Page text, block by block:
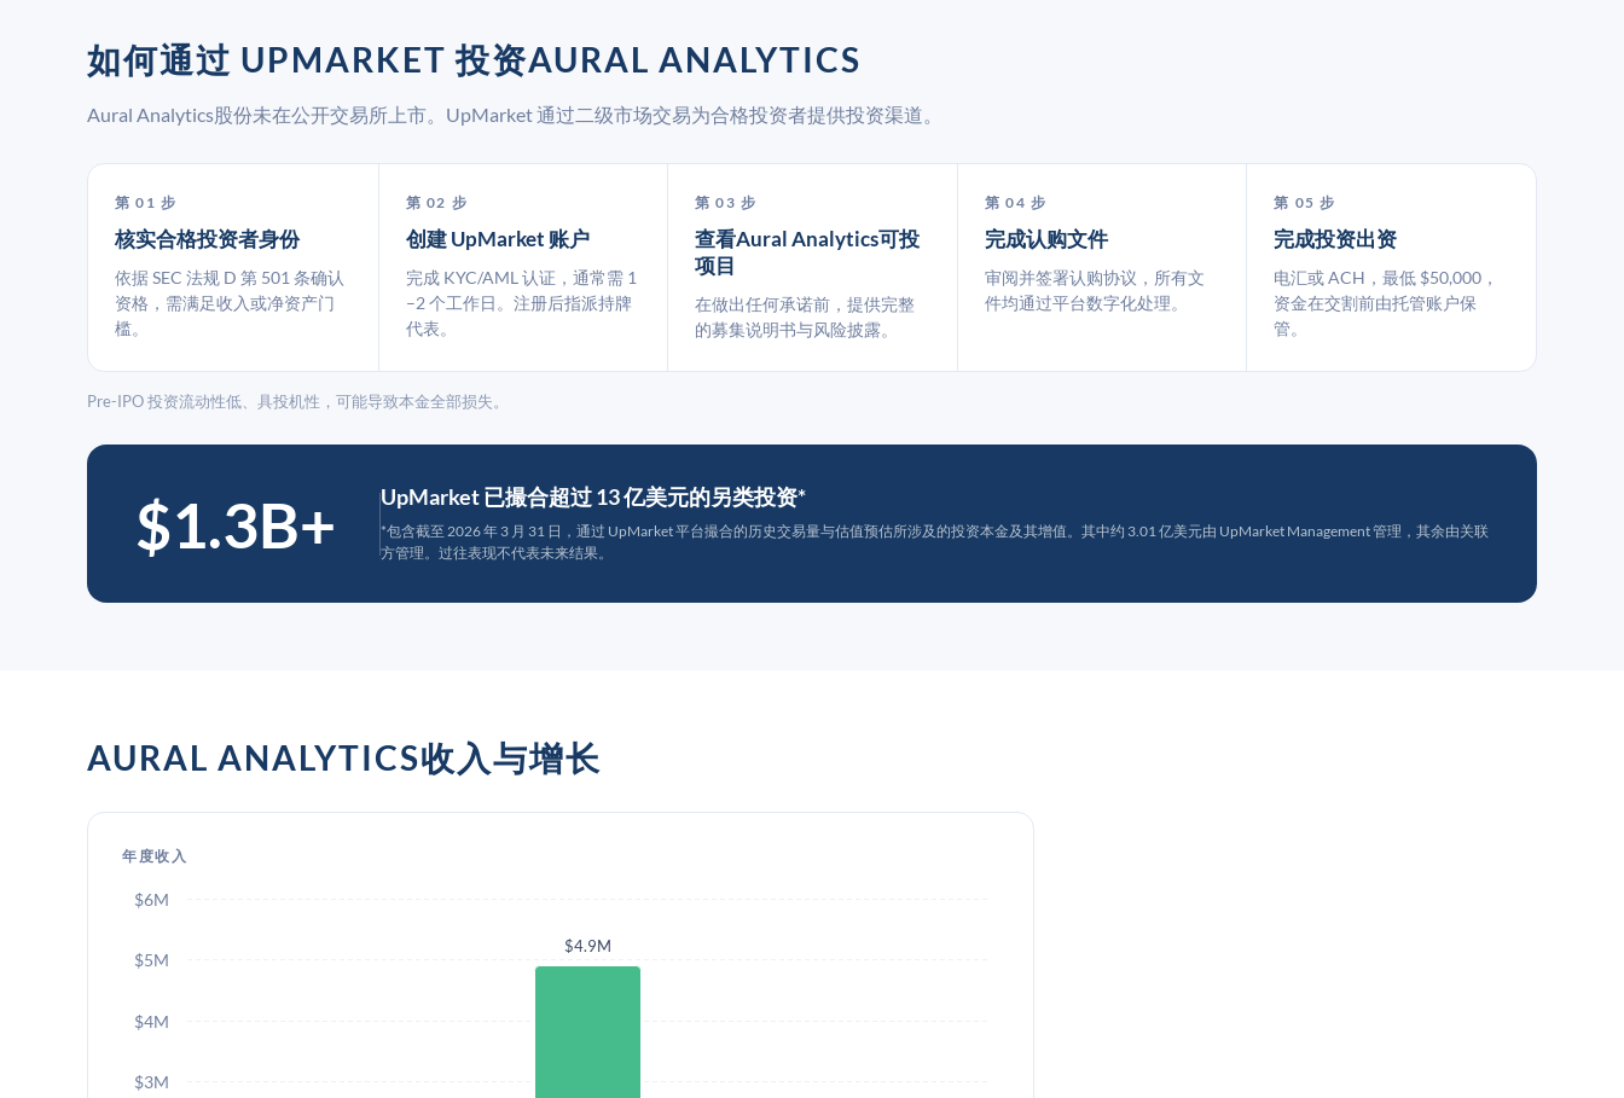
如何通过 UPMARKET 投资AURAL ANALYTICS
Aural Analytics股份未在公开交易所上市。UpMarket 通过二级市场交易为合格投资者提供投资渠道。
第 01 步
核实合格投资者身份
依据 SEC 法规 D 第 501 条确认
资格，需满足收入或净资产门
槛。
第 02 步
创建 UpMarket 账户
完成 KYC/AML 认证，通常需 1
–2 个工作日。注册后指派持牌
代表。
第 03 步
查看Aural Analytics可投
项目
在做出任何承诺前，提供完整
的募集说明书与风险披露。
第 04 步
完成认购文件
审阅并签署认购协议，所有文
件均通过平台数字化处理。
第 05 步
完成投资出资
电汇或 ACH，最低 $50,000，
资金在交割前由托管账户保
管。
Pre-IPO 投资流动性低、具投机性，可能导致本金全部损失。
$1.3B+ UpMarket 已撮合超过 13 亿美元的另类投资*
*包含截至 2026 年 3 月 31 日，通过 UpMarket 平台撮合的历史交易量与估值预估所涉及的投资本金及其增值。其中约 3.01 亿美元由 UpMarket Management 管理，其余由关联
方管理。过往表现不代表未来结果。
AURAL ANALYTICS收入与增长
年度收入
$4.9M
$3M
$4M
$5M
$6M